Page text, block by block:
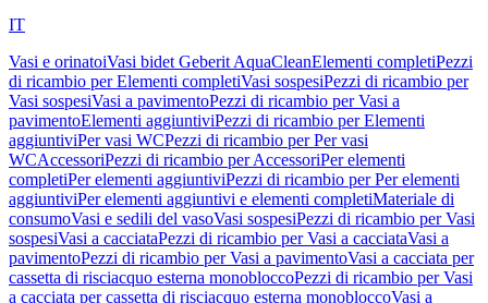
IT
Vasi e orinatoiVasi bidet Geberit AquaCleanElementi completiPezzi
di ricambio per Elementi completiVasi sospesiPezzi di ricambio per
Vasi sospesiVasi a pavimentoPezzi di ricambio per Vasi a
pavimentoElementi aggiuntiviPezzi di ricambio per Elementi
aggiuntiviPer vasi WCPezzi di ricambio per Per vasi
WCAccessoriPezzi di ricambio per AccessoriPer elementi
completiPer elementi aggiuntiviPezzi di ricambio per Per elementi
aggiuntiviPer elementi aggiuntivi e elementi completiMateriale di
consumoVasi e sedili del vasoVasi sospesiPezzi di ricambio per Vasi
sospesiVasi a cacciataPezzi di ricambio per Vasi a cacciataVasi a
pavimentoPezzi di ricambio per Vasi a pavimentoVasi a cacciata per
cassetta di risciacquo esterna monobloccoPezzi di ricambio per Vasi
a cacciata per cassetta di risciacquo esterna monobloccoVasi a